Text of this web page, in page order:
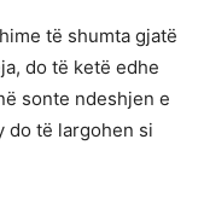
të shumta gjatë
do të ketë edhe
sonte ndeshjen e
do të largohen si